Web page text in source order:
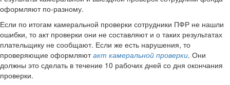
оформляют по-разному.
Если по итогам камеральной проверки сотрудники ПФР не нашли
ошибки, то акт проверки они не составляют и о таких результатах
плательщику не сообщают. Если же есть нарушения, то
проверяющие оформляютакт камеральной проверки. Они
должны это сделать в течение 10 рабочих дней со дня окончания
проверки.